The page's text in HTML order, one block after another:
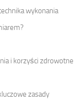
wykonania
i korzyści zdrowotne
zasady